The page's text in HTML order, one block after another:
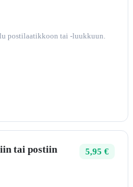
postilaatikkoon tai -luukkuun.
tai postiin 5,95 €